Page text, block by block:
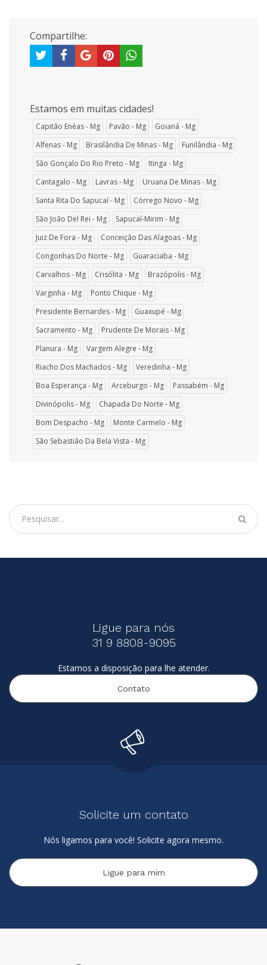
Compartilhe:
Estamos em muitas cidades!
Capitão Enéas - Mg Pavão - Mg
Goianá - Mg
Alfenas - Mg
Brasilândia De Minas - Mg
Funilândia - Mg
São Gonçalo Do Rio Preto - Mg
Itinga - Mg
Cantagalo - Mg
Lavras - Mg
Uruana De Minas - Mg
Santa Rita Do Sapucaí - Mg
Córrego Novo - Mg
São João Del Rei - Mg
Sapucaí-Mirim - Mg
Juiz De Fora - Mg
Conceição Das Alagoas - Mg
Congonhas Do Norte - Mg
Guaraciaba - Mg
Carvalhos - Mg
Crisólita - Mg
Brazópolis - Mg
Varginha - Mg
Ponto Chique - Mg
Presidente Bernardes - Mg
Guaxupé - Mg
Sacramento - Mg
Prudente De Morais - Mg
Planura - Mg
Vargem Alegre - Mg
Riacho Dos Machados - Mg
Veredinha - Mg
Boa Esperança - Mg
Arceburgo - Mg
Passabém - Mg
Divinópolis - Mg
Chapada Do Norte - Mg
Bom Despacho - Mg
Monte Carmelo - Mg
São Sebastião Da Bela Vista - Mg
Ligue para nós
31 9 8808-9095
Estamos a disposição para lhe atender.
Contato
Solicite um contato
Nós ligamos para você! Solicite agora mesmo.
Ligue para mim